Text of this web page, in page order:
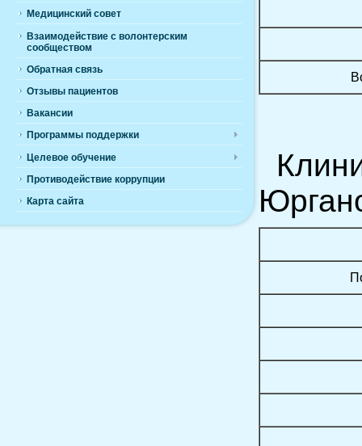
Медицинский совет
Взаимодействие с волонтерским
сообществом
Обратная связь
Отзывы пациентов
Вакансии
Программы поддержки
Целевое обучение
Противодействие коррупции
Карта сайта